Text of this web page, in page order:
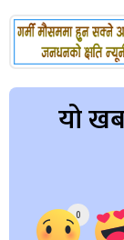
यो
0